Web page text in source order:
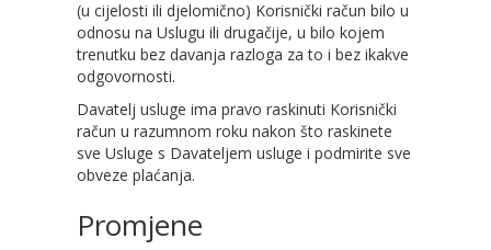
(u cijelosti ili djelomično) Korisnički račun bilo u
odnosu na Uslugu ili drugačije, u bilo kojem
trenutku bez davanja razloga za to i bez ikakve
odgovornosti.
Davatelj usluge ima pravo raskinuti Korisnički
račun u razumnom roku nakon što raskinete
sve Usluge s Davateljem usluge i podmirite sve
obveze plaćanja.
Promjene